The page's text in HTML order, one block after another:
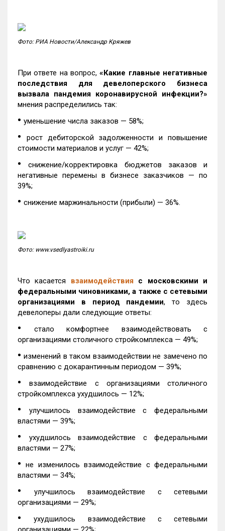
Фото: РИА Новости/Александр Кряжев
При ответе на вопрос,«Какие главные негативные
последствия для девелоперского бизнеса
вызвала пандемия коронавирусной инфекции?»
мнения распределились так:
• уменьшение числа заказов — 58%;
•
рост дебиторской задолженности и повышение
стоимости материалов и услуг — 42%;
•снижение/корректировка бюджетов заказов и
негативные перемены в бизнесе заказчиков — по
39%;
• снижение маржинальности (прибыли) — 36%.
Фото: www.vsedlyastroiki.ru
Что касается взаимодействияс московскими и
федеральными чиновниками, а также с сетевыми
организациями в период пандемии, то здесь
девелоперы дали следующие ответы:
•
стало комфортнее взаимодействовать с
организациями столичного стройкомплекса — 49%;
•изменений в таком взаимодействии не замечено по
сравнению с докарантинным периодом — 39%;
•взаимодействие с организациями столичного
стройкомплекса ухудшилось — 12%;
•
улучшилось взаимодействие с федеральными
властями — 39%;
•
ухудшилось взаимодействие с федеральными
властями — 27%;
•не изменилось взаимодействие с федеральными
властями — 34%;
•
улучшилось взаимодействие с сетевыми
организациями — 29%;
•ухудшилось взаимодействие с сетевыми